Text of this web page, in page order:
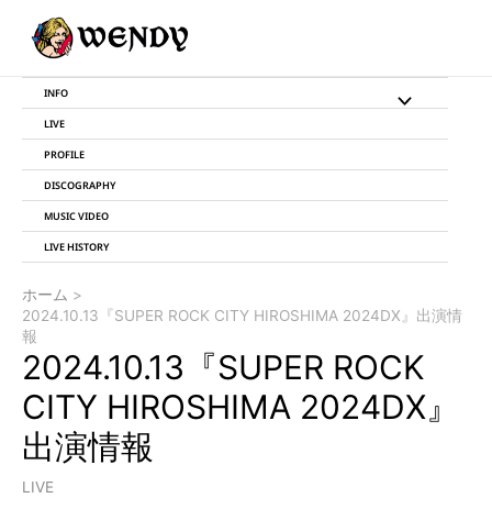
INFO メ
ニ
ー
グ
ル
LIVE
PROFILE
DISCOGRAPHY
MUSIC VIDEO
LIVE HISTORY
ホーム
2024.10.13『SUPER ROCK CITY HIROSHIMA 2024DX』出演情
報
2024.10.13『SUPER ROCK
CITY HIROSHIMA 2024DX』
出演情報
LIVE
稿
ビ
ョ